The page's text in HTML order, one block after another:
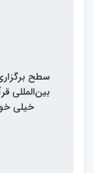
سطح
بین‌المللی
خیلی